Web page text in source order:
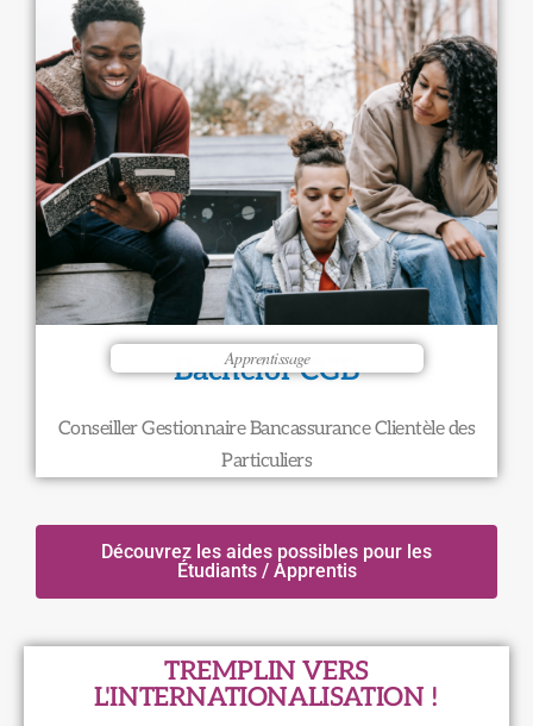
Bachelor CGB
Conseiller Gestionnaire Bancassurance Clientèle des
Particuliers
Apprentissage
Découvrez les aides possibles pour les
Étudiants / Apprentis
TREMPLIN VERS
L'INTERNATIONALISATION !